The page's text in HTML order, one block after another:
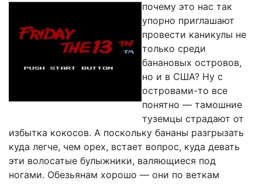
почему это нас так
упорно приглашают
провести каникулы не
только среди
банановых островов,
но и в США? Ну с
островами-то все
понятно — тамошние
туземцы страдают от
избытка кокосов. А поскольку бананы разгрызать
куда легче, чем орех, встает вопрос, куда девать
эти волосатые булыжники, валяющиеся под
ногами. Обезьянам хорошо — они по веткам